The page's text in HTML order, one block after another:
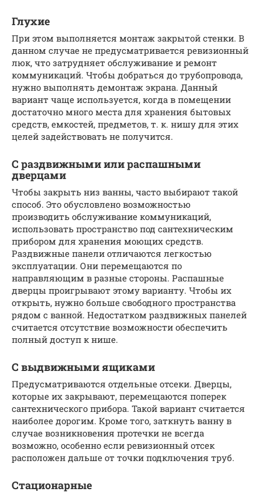
Глухие
При этом выполняется монтаж закрытой стенки. В
данном случае не предусматривается ревизионный
люк, что затрудняет обслуживание и ремонт
коммуникаций. Чтобы добраться до трубопровода,
нужно выполнять демонтаж экрана. Данный
вариант чаще используется, когда в помещении
достаточно много места для хранения бытовых
средств, емкостей, предметов, т. к. нишу для этих
целей задействовать не получится.
С раздвижными или распашными
дверцами
Чтобы закрыть низ ванны, часто выбирают такой
способ. Это обусловлено возможностью
производить обслуживание коммуникаций,
использовать пространство под сантехническим
прибором для хранения моющих средств.
Раздвижные панели отличаются легкостью
эксплуатации. Они перемещаются по
направляющим в разные стороны. Распашные
дверцы проигрывают этому варианту. Чтобы их
открыть, нужно больше свободного пространства
рядом с ванной. Недостатком раздвижных панелей
считается отсутствие возможности обеспечить
полный доступ к нише.
С выдвижными ящиками
Предусматриваются отдельные отсеки. Дверцы,
которые их закрывают, перемещаются поперек
сантехнического прибора. Такой вариант считается
наиболее дорогим. Кроме того, заткнуть ванну в
случае возникновения протечки не всегда
возможно, особенно если ревизионный отсек
расположен дальше от точки подключения труб.
Стационарные